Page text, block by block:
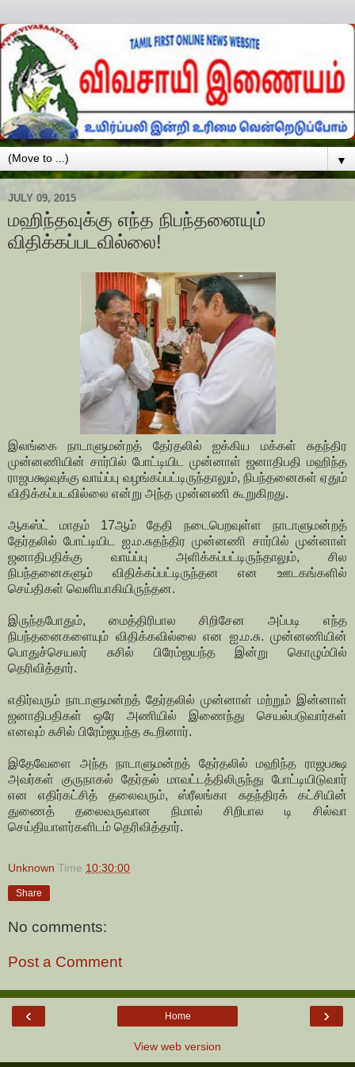
▼
JULY 09, 2015
மஹிந்தவுக்கு எந்த நிபந்தனையும்
விதிக்கப்படவில்லை!
இலங்கை நாடாளுமன்றத் தேர்தலில் ஐக்கிய மக்கள் சுதந்திர
முன்னணியின் சார்பில் போட்டியிட முன்னாள் ஜனாதிபதி மஹிந்த
ராஜபக்ஷவுக்கு வாய்ப்பு வழங்கப்பட்டிருந்தாலும், நிபந்தனைகள் ஏதும்
விதிக்கப்படவில்லை என்று அந்த முன்னணி கூறுகிறது.
ஆகஸ்ட் மாதம் 17ஆம் தேதி நடைபெறவுள்ள நாடாளுமன்றத்
தேர்தலில் போட்டியிட ஐ.ம.சுதந்திர முன்னணி சார்பில் முன்னாள்
ஜனாதிபதிக்கு வாய்ப்பு அளிக்கப்பட்டிருந்தாலும், சில
நிபந்தனைகளும் விதிக்கப்பட்டிருந்தன என ஊடகங்களில்
செய்திகள் வெளியாகியிருந்தன.
இருந்தபோதும், மைத்திரிபால சிறிசேன அப்படி எந்த
நிபந்தனைகளையும் விதிக்கவில்லை என ஐ.ம.சு. முன்னணியின்
பொதுச்செயலர் சுசில் பிரேம்ஜயந்த இன்று கொழும்பில்
தெரிவித்தார்.
எதிர்வரும் நாடாளுமன்றத் தேர்தலில் முன்னாள் மற்றும் இன்னாள்
ஜனாதிபதிகள் ஒரே அணியில் இணைந்து செயல்படுவார்கள்
எனவும் சுசில் பிரேம்ஜயந்த கூறினார்.
இதேவேளை அந்த நாடாளுமன்றத் தேர்தலில் மஹிந்த ராஜபக்ஷ
அவர்கள் குருநாகல் தேர்தல் மாவட்டத்திலிருந்து போட்டியிடுவார்
என எதிர்கட்சித் தலைவரும், ஸ்ரீலங்கா சுதந்திரக் கட்சியின்
துணைத் தலைவருவான நிமால் சிறிபால டி சில்வா
செய்தியாளர்களிடம் தெரிவித்தார்.
Unknown Time 10:30:00
Share
No comments:
Post a Comment
‹ ›
Home
View web version